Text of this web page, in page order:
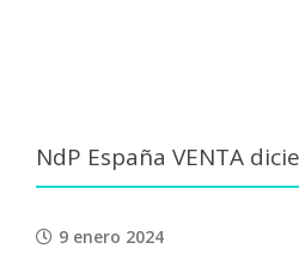
NdP España VENTA
9 enero 2024